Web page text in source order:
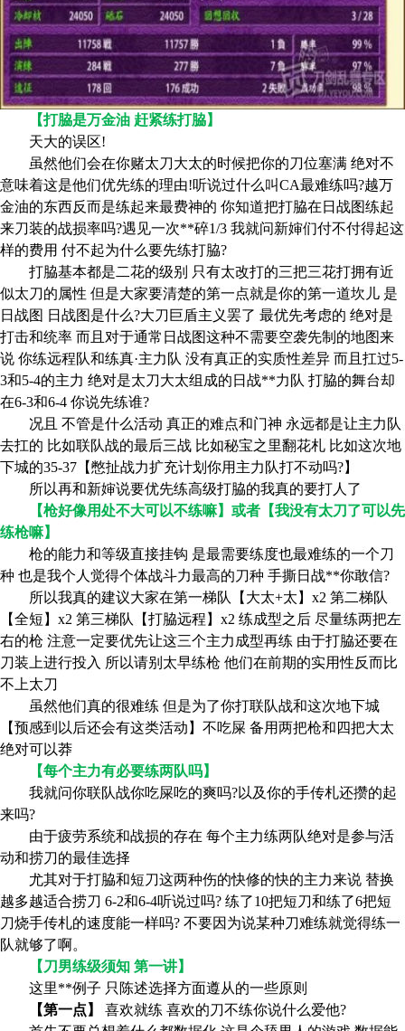
【打脇是万金油 赶紧练打脇】
天大的误区!
虽然他们会在你赌太刀大太的时候把你的刀位塞满 绝对不
意味着这是他们优先练的理由!听说过什么叫CA最难练吗?越万
金油的东西反而是练起来最费神的 你知道把打脇在日战图练起
来刀装的战损率吗?遇见一次**碎1/3 我就问新婶们付不付得起这
样的费用 付不起为什么要先练打脇?
打脇基本都是二花的级别 只有太改打的三把三花打拥有近
似太刀的属性 但是大家要清楚的第一点就是你的第一道坎儿 是
日战图 日战图是什么?大刀巨盾主义罢了 最优先考虑的 绝对是
打击和统率 而且对于通常日战图这种不需要空袭先制的地图来
说 你练远程队和练真·主力队 没有真正的实质性差异 而且扛过5-
3和5-4的主力 绝对是太刀大太组成的日战**力队 打脇的舞台却
在6-3和6-4 你说先练谁?
况且 不管是什么活动 真正的难点和门神 永远都是让主力队
去扛的 比如联队战的最后三战 比如秘宝之里翻花札 比如这次地
下城的35-37【憋扯战力扩充计划你用主力队打不动吗?】
所以再和新婶说要优先练高级打脇的我真的要打人了
【枪好像用处不大可以不练嘛】或者【我没有太刀了可以先
练枪嘛】
枪的能力和等级直接挂钩 是最需要练度也最难练的一个刀
种 也是我个人觉得个体战斗力最高的刀种 手撕日战**你敢信?
所以我真的建议大家在第一梯队【大太+太】x2 第二梯队
【全短】x2 第三梯队【打脇远程】x2 练成型之后 尽量练两把左
右的枪 注意一定要优先让这三个主力成型再练 由于打脇还要在
刀装上进行投入 所以请别太早练枪 他们在前期的实用性反而比
不上太刀
虽然他们真的很难练 但是为了你打联队战和这次地下城
【预感到以后还会有这类活动】不吃屎 备用两把枪和四把大太
绝对可以莽
【每个主力有必要练两队吗】
我就问你联队战你吃屎吃的爽吗?以及你的手传札还攒的起
来吗?
由于疲劳系统和战损的存在 每个主力练两队绝对是参与活
动和捞刀的最佳选择
尤其对于打脇和短刀这两种伤的快修的快的主力来说 替换
越多越适合捞刀 6-2和6-4听说过吗? 练了10把短刀和练了6把短
刀烧手传札的速度能一样吗? 不要因为说某种刀难练就觉得练一
队就够了啊。
【刀男练级须知 第一讲】
这里**例子 只陈述选择方面遵从的一些原则
【第一点】
喜欢就练 喜欢的刀不练你说什么爱他?